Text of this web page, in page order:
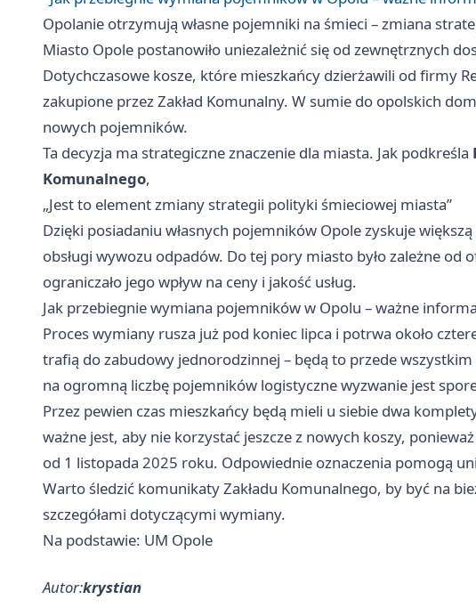
Opolanie otrzymują własne pojemniki na śmieci – zmiana
Miasto Opole postanowiło uniezależnić się od zewnętrznych
Dotychczasowe kosze, które mieszkańcy dzierżawili od firmy
zakupione przez Zakład Komunalny. W sumie do opolskich
nowych pojemników.
Ta decyzja ma strategiczne znaczenie dla miasta. Jak podkreśla
Komunalnego,
„Jest to element zmiany strategii polityki śmieciowej miasta”
Dzięki posiadaniu własnych pojemników Opole zyskuje
obsługi wywozu odpadów. Do tej pory miasto było zależne
ograniczało jego wpływ na ceny i jakość usług.
Jak przebiegnie wymiana pojemników w Opolu – ważne
Proces wymiany rusza już pod koniec lipca i potrwa około
trafią do zabudowy jednorodzinnej – będą to przede
na ogromną liczbę pojemników logistyczne wyzwanie jest
Przez pewien czas mieszkańcy będą mieli u siebie dwa
ważne jest, aby nie korzystać jeszcze z nowych koszy,
od 1 listopada 2025 roku. Odpowiednie oznaczenia pomogą
Warto śledzić komunikaty Zakładu Komunalnego, by być na
szczegółami dotyczącymi wymiany.
Na podstawie: UM Opole
Autor:krystian